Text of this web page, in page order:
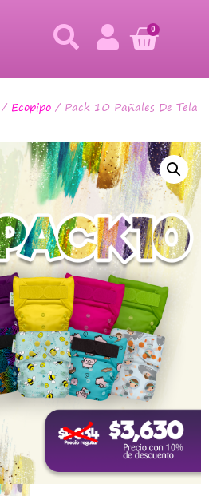
0
/ Ecopipo / Pack 10 Pañales De Tela